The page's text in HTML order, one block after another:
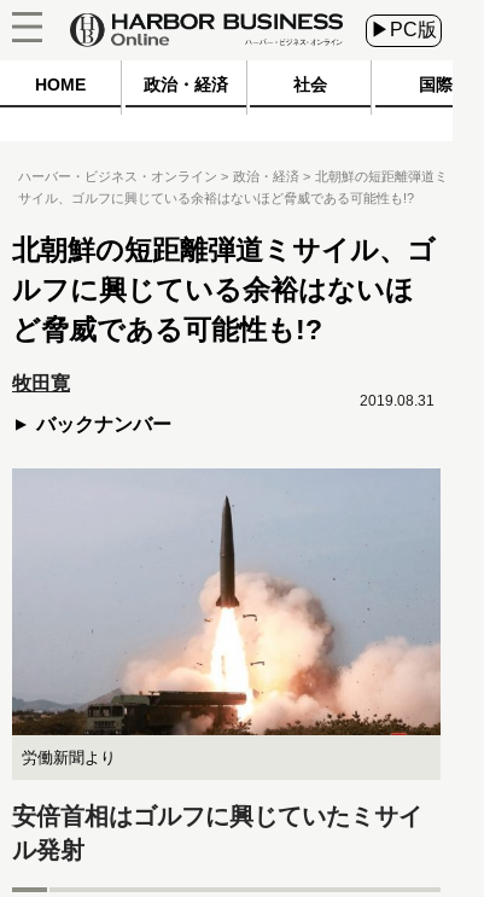
▶PC版
HOME 政治・経済 社会 国際
ハーバー・ビジネス・オンライン 政治・経済
北朝鮮の短距離弾道ミ
サイル、ゴルフに興じている余裕はないほど脅威である可能性も!?
北朝鮮の短距離弾道ミサイル、ゴ
ルフに興じている余裕はないほ
ど脅威である可能性も!?
牧田寛
バックナンバー
2019.08.31
労働新聞より
安倍首相はゴルフに興じていたミサイ
ル発射